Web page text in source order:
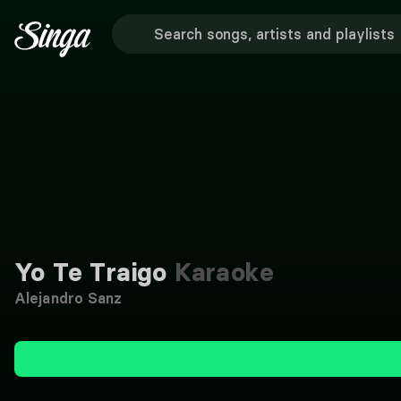
Yo Te Traigo Karaoke
Alejandro Sanz